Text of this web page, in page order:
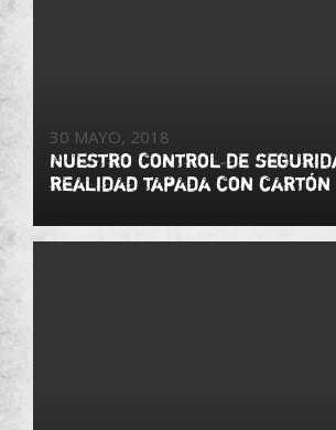
30 MAYO, 2018
Nuestro control de
realidad tapada con cartón